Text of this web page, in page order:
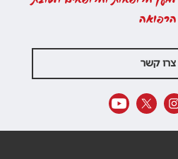
הרפואה
צרו קשר